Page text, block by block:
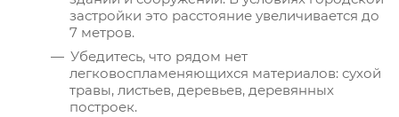
застройки это расстояние увеличивается до
7 метров.
Убедитесь, что рядом нет
легковоспламеняющихся материалов: сухой
травы, листьев, деревьев, деревянных
построек.